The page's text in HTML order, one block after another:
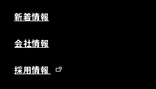
新着情報
会社情報
採用情報